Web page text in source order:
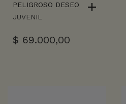
PELIGROSO DESEO
JUVENIL
$ 69.000,00